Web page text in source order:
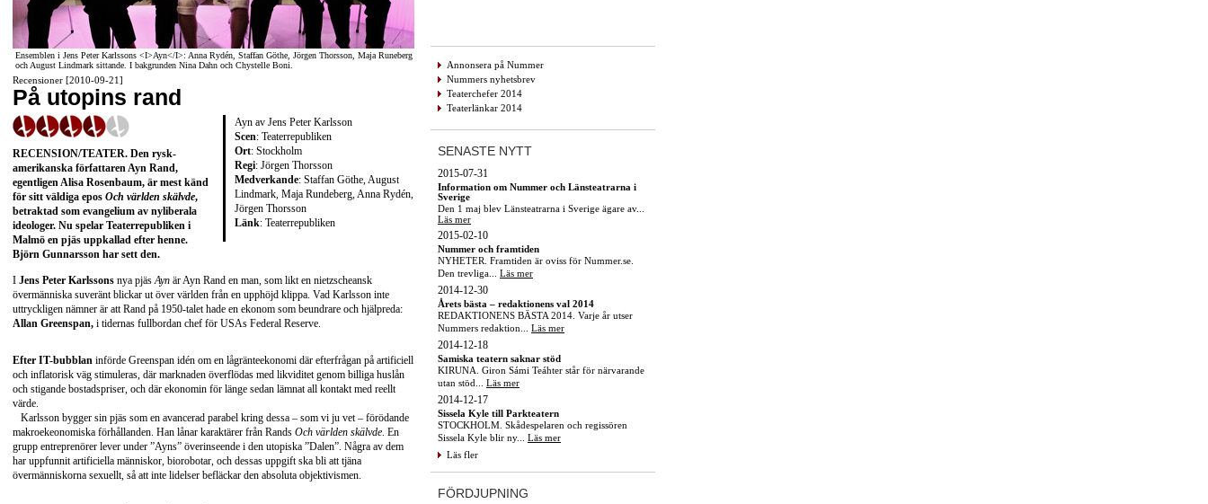
Ensemblen i Jens Peter Karlssons <I>Ayn</I>: Anna Rydén, Staffan Göthe, Jörgen Thorsson, Maja Runeberg
och August Lindmark sittande. I bakgrunden Nina Dahn och Chystelle Boni.
Recensioner [2010-09-21]
På utopins rand
Ayn av Jens Peter Karlsson
Scen: Teaterrepubliken
Ort: Stockholm
Regi: Jörgen Thorsson
Medverkande: Staffan Göthe, August
Lindmark, Maja Rundeberg, Anna Rydén,
Jörgen Thorsson
Länk: Teaterrepubliken
RECENSION/TEATER. Den rysk-
amerikanska författarenAyn Rand,
egentligenAlisa Rosenbaum, är mest känd
för sitt väldiga epos Och världen skälvde,
betraktad som evangelium av nyliberala
ideologer. Nu spelar Teaterrepubliken i
Malmö en pjäs uppkallad efter henne.
Björn Gunnarsson har sett den.
I Jens Peter Karlssons nya pjäsAyn är Ayn Rand en man, som likt en nietzscheansk
övermänniska suveränt blickar ut över världen från en upphöjd klippa. Vad Karlsson inte
uttryckligen nämner är att Rand på 1950-talet hade en ekonom som beundrare och hjälpreda:
Allan Greenspan, i tidernas fullbordan chef för USAs Federal Reserve.
Efter IT-bubblan införde Greenspan idén om en lågränteekonomi där efterfrågan på artificiell
och inflatorisk väg stimuleras, där marknaden överflödas med likviditet genom billiga huslån
och stigande bostadspriser, och där ekonomin för länge sedan lämnat all kontakt med reellt
värde.
Karlsson bygger sin pjäs som en avancerad parabel kring dessa – som vi ju vet – förödande
makroekeonomiska förhållanden. Han lånar karaktärer från Rands Och världen skälvde. En
grupp entreprenörer lever under ”Ayns” överinseende i den utopiska ”Dalen”. Några av dem
har uppfunnit artificiella människor, biorobotar, och dessas uppgift ska bli att tjäna
övermänniskorna sexuellt, så att inte lidelser befläckar den absoluta objektivismen.
Annonsera på Nummer
Nummers nyhetsbrev
Teaterchefer 2014
Teaterlänkar 2014
SENASTE NYTT
2015-07-31
Information om Nummer och Länsteatrarna i
Sverige
Den 1 maj blev Länsteatrarna i Sverige ägare av...
Läs mer
2015-02-10
Nummer och framtiden
NYHETER. Framtiden är oviss för Nummer.se.
Den trevliga... Läs mer
2014-12-30
Årets bästa – redaktionens val 2014
REDAKTIONENS BÄSTA 2014. Varje år utser
Nummers redaktion... Läs mer
2014-12-18
Samiska teatern saknar stöd
KIRUNA. Giron Sámi Teáhter står för närvarande
utan stöd... Läs mer
2014-12-17
Sissela Kyle till Parkteatern
STOCKHOLM. Skådespelaren och regissören
Sissela Kyle blir ny... Läs mer
Läs fler
FÖRDJUPNING